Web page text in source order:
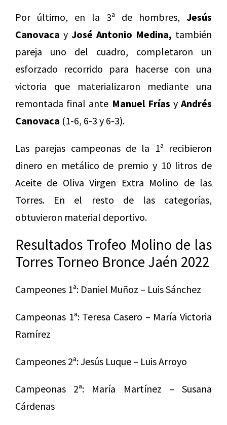
Por último, en la 3ª de hombres, Jesús
Canovaca y José Antonio Medina, también
pareja uno del cuadro, completaron un
esforzado recorrido para hacerse con una
victoria que materializaron mediante una
remontada final ante Manuel Frías yAndrés
Canovaca (1-6, 6-3 y 6-3).
Las parejas campeonas de la 1ª recibieron
dinero en metálico de premio y 10 litros de
Aceite de Oliva Virgen Extra Molino de las
Torres. En el resto de las categorías,
obtuvieron material deportivo.
Resultados Trofeo Molino de las
Torres Torneo Bronce Jaén 2022
Campeones 1ª: Daniel Muñoz – Luis Sánchez
Campeonas 1ª: Teresa Casero – María Victoria
Ramírez
Campeones 2ª: Jesús Luque – Luis Arroyo
Campeonas 2ª: María Martínez – Susana
Cárdenas